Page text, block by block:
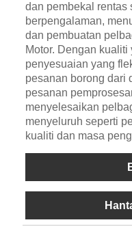
dan pembekal rentas
berpengalaman,
dan pembuatan
Motor. Dengan
penyesuaian yang
pesanan borong dari
pesanan
menyelesaikan
menyeluruh seperti
kualiti dan masa